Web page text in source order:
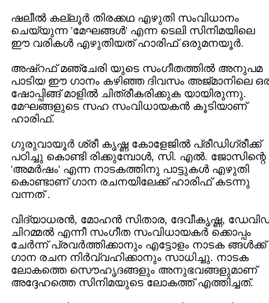
ഷലീല്‍ കല്ലൂര്‍ തിരക്കഥ എഴുതി സംവിധാനം
ചെയ്യുന്ന 'മേഘങ്ങള്‍' എന്ന ടെലി സിനിമയിലെ
ഈ വരികള്‍ എഴുതിയത് ഹാരിഫ് ഒരുമനയൂര്‍.
അഷ്റഫ് മഞ്ചേരി യുടെ സംഗീതത്തില്‍ അനുപമ
പാടിയ ഈ ഗാനം കഴിഞ്ഞ ദിവസം അജ്മാനിലെ
ഷോപ്പിങ്ങ് മാളില്‍ ചിത്രീകരിക്കുക യായിരുന്നു.
മേഘങ്ങളുടെ സഹ സംവിധായകന്‍ കൂടിയാണ്
ഹാരിഫ്.
ഗുരുവായൂര്‍ ശ്രീ കൃഷ്ണ കോളേജില്‍ പ്രീഡിഗ്രീക്ക്
പഠിച്ചു കൊണ്ടി രിക്കുമ്പോള്‍, സി. എല്‍. ജോസിന്റെ
'അമര്‍ഷം' എന്ന നാടകത്തിനു പാട്ടുകള്‍ എഴുതി
കൊണ്ടാണ് ഗാന രചനയിലേക്ക് ഹാരിഫ് കടന്നു
വന്നത് .
വിദ്യാധരന്‍, മോഹന്‍ സിതാര, ദേവീകൃഷ്ണ,
ചിറമ്മല്‍ എന്നീ സംഗീത സംവിധായകര്‍ ക്കൊപ്പം
ചേര്‍ന്ന് പ്രവര്‍ത്തിക്കാനും എട്ടോളം നാടക ങ്ങള്‍ക്ക്
ഗാന രചന നിര്‍വ്വഹിക്കാനും സാധിച്ചു. നാടക
ലോകത്തെ സൌഹൃദങ്ങളും അനുഭവങ്ങളുമാണ്‌
അദ്ദേഹത്തെ സിനിമയുടെ ലോകത്ത് എത്തിച്ചത്.